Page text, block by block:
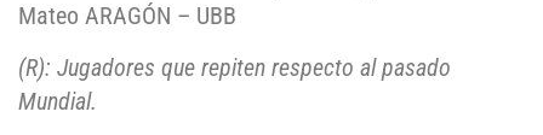
Mateo ARAGÓN – UBB
(R): Jugadores que repiten respecto al pasado
Mundial.